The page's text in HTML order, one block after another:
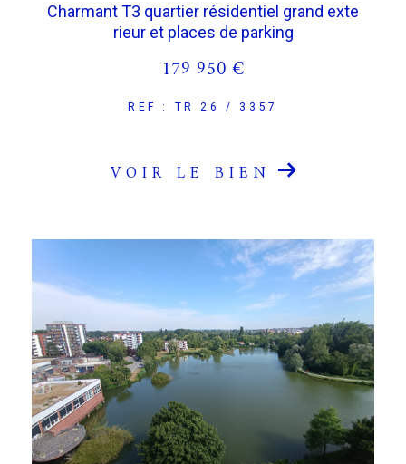
Charmant T3 quartier résidentiel grand exte
rieur et places de parking
179 950 €
REF : TR 26 / 3357
VOIR LE BIEN